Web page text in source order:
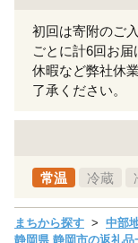
初回は寄附のご
ごとに計6回お
休暇など弊社休
了承ください。
常温 冷蔵
まちから探す 中部
静岡県 静岡市の返礼品